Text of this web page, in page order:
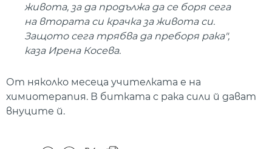
живота, за да продължа да се боря сега
на втората си крачка за живота си.
Защото сега трябва да преборя рака",
каза Ирена Косева.
От няколко месеца учителката е на
химиотерапия. В битката с рака сили й дават
внуците й.